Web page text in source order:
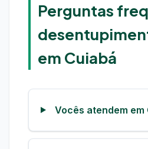
Perguntas
em Cuiabá
Vocês atendem em